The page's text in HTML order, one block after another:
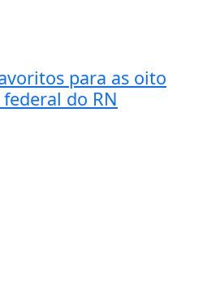
para as oito
do RN